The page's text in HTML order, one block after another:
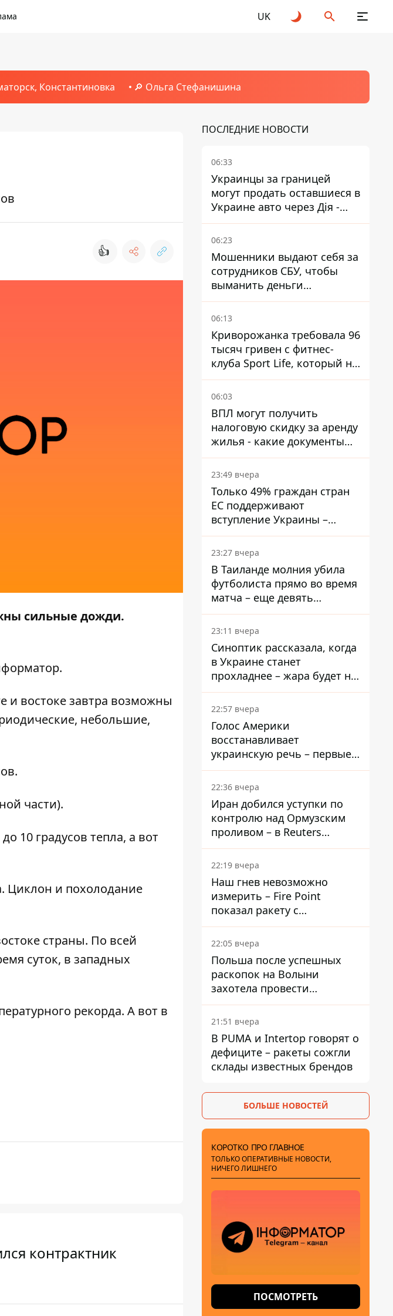
UK
Константиновка 🔎 Ольга Стефанишина
👍
сильные дожди.
.
и востоке завтра возможны
небольшие,
части).
10 градусов тепла, а вот
Циклон и похолодание
страны. По всей
суток, в западных
рекорда. А вот в
контрактник
ПОСЛЕДНИЕ НОВОСТИ
06:33
Украинцы за границей
могут продать оставшиеся в
Украине авто через Дія -
МВД
06:23
Мошенники выдают себя за
сотрудников СБУ, чтобы
выманить деньги
украинцев
06:13
Криворожанка требовала 96
тысяч гривен с фитнес-
клуба Sport Life, который не
пускал ее в бассейн без
медицинской справки –
06:03
ВПЛ могут получить
налоговую скидку за аренду
жилья - какие документы
подать
23:49 вчера
Только 49% граждан стран
ЕС поддерживают
вступление Украины –
результаты опроса
23:27 вчера
В Таиланде молния убила
футболиста прямо во время
матча – еще девять
пострадали
23:11 вчера
Синоптик рассказала, когда
в Украине станет
прохладнее – жара будет не
долго
22:57 вчера
Голос Америки
восстанавливает
украинскую речь – первые
эфиры ожидаются на
следующей неделе
22:36 вчера
Иран добился уступки по
контролю над Ормузским
проливом – в Reuters
раскрыли детали
22:19 вчера
Наш гнев невозможно
измерить – Fire Point
показал ракету с
загадочной отметкой 723
22:05 вчера
Польша после успешных
раскопок на Волыни
захотела провести
эксгумацию в новых местах
21:51 вчера
В PUMA и Intertop говорят о
дефиците – ракеты сожгли
склады известных брендов
БОЛЬШЕ НОВОСТЕЙ
КОРОТКО ПРО ГЛАВНОЕ
ТОЛЬКО ОПЕРАТИВНЫЕ НОВОСТИ,
НИЧЕГО ЛИШНЕГО
ПОСМОТРЕТЬ